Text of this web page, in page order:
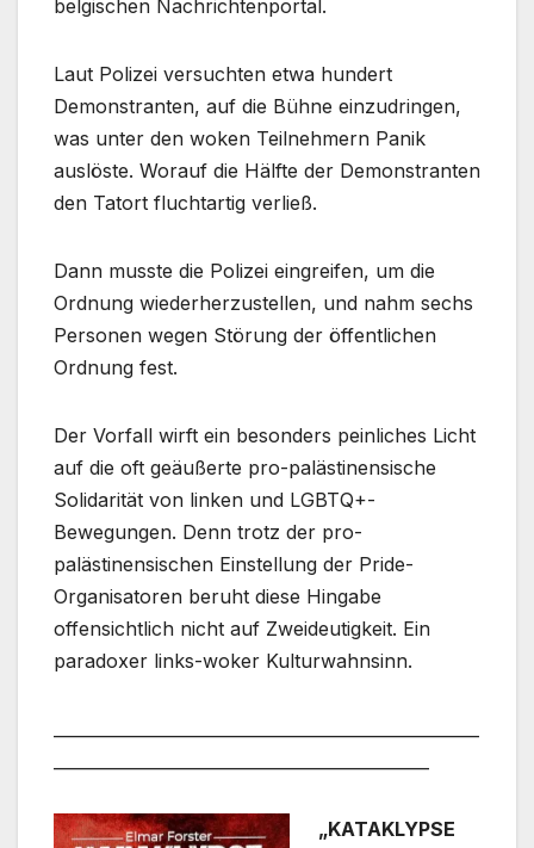
belgischen Nachrichtenportal.
Laut Polizei versuchten etwa hundert
Demonstranten, auf die Bühne einzudringen,
was unter den woken Teilnehmern Panik
auslöste. Worauf die Hälfte der Demonstranten
den Tatort fluchtartig verließ.
Dann musste die Polizei eingreifen, um die
Ordnung wiederherzustellen, und nahm sechs
Personen wegen Störung der öffentlichen
Ordnung fest.
Der Vorfall wirft ein besonders peinliches Licht
auf die oft geäußerte pro-palästinensische
Solidarität von linken und LGBTQ+-
Bewegungen. Denn trotz der pro-
palästinensischen Einstellung der Pride-
Organisatoren beruht diese Hingabe
offensichtlich nicht auf Zweideutigkeit. Ein
paradoxer links-woker Kulturwahnsinn.
„KATAKLYPSE